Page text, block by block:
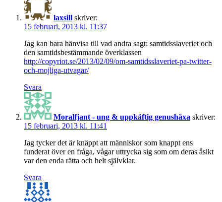
laxsill skriver:
15 februari, 2013 kl. 11:37
Jag kan bara hänvisa till vad andra sagt: samtidsslaveriet och
den samtidsbestämmande överklassen
http://copyriot.se/2013/02/09/om-samtidsslaveriet-pa-twitter-
och-mojliga-utvagar/
Svara
Moralfjant - ung & uppkäftig genushäxa skriver:
15 februari, 2013 kl. 11:41
Jag tycker det är knäppt att människor som knappt ens
funderat över en fråga, vågar uttrycka sig som om deras åsikt
var den enda rätta och helt självklar.
Svara